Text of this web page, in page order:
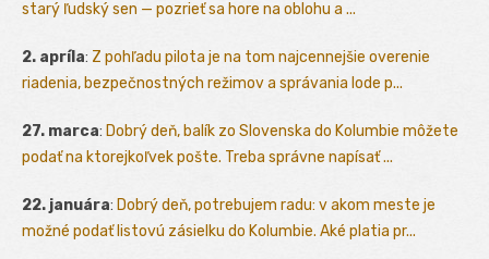
starý ľudský sen — pozrieť sa hore na oblohu a ...
2. apríla: Z pohľadu pilota je na tom najcennejšie overenie
riadenia, bezpečnostných režimov a správania lode p...
27. marca: Dobrý deň, balík zo Slovenska do Kolumbie môžete
podať na ktorejkoľvek pošte. Treba správne napísať ...
22. januára: Dobrý deň, potrebujem radu: v akom meste je
možné podať listovú zásielku do Kolumbie. Aké platia pr...